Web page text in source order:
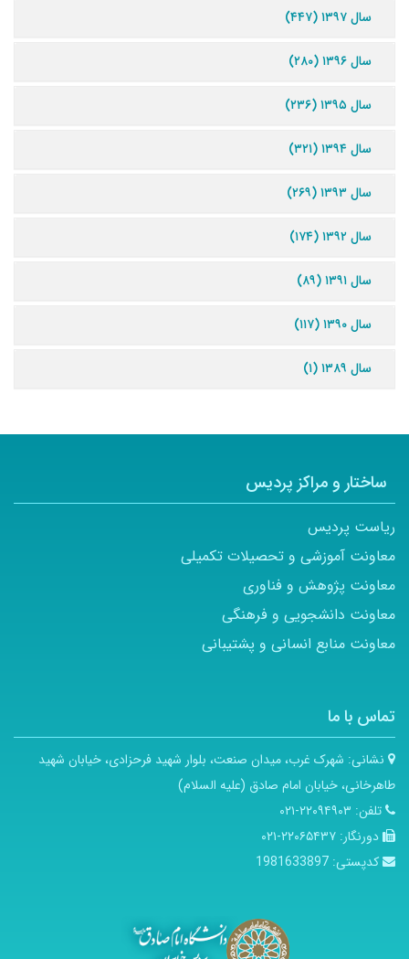
سال ۱۳۹۷ (۴۴۷)
سال ۱۳۹۶ (۲۸۰)
سال ۱۳۹۵ (۲۳۶)
سال ۱۳۹۴ (۳۲۱)
سال ۱۳۹۳ (۲۶۹)
سال ۱۳۹۲ (۱۷۴)
سال ۱۳۹۱ (۸۹)
سال ۱۳۹۰ (۱۱۷)
سال ۱۳۸۹ (۱)
ساختار و مراکز پردیس
ریاست پردیس
معاونت آموزشی و تحصیلات تکمیلی
معاونت پژوهش و فناوری
معاونت دانشجویی و فرهنگی
معاونت منابع انسانی و پشتیبانی
تماس با ما
نشانی: شهرک غرب، میدان صنعت، بلوار شهید فرحزادی، خیابان شهید
طاهرخانی، خیابان امام صادق (علیه السلام)
تلفن: ۲۲۰۹۴۹۰۳-۰۲۱
دورنگار: ۲۲۰۶۵۴۳۷-۰۲۱
کدپستی: 1981633897